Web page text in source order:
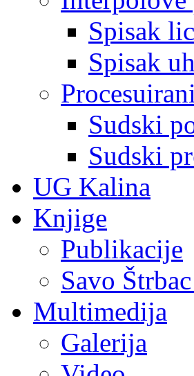
Spisak
Spisak
Sudski
Sudski
UG Kalina
Knjige
Publikacije
Savo
Multimedija
Galerija